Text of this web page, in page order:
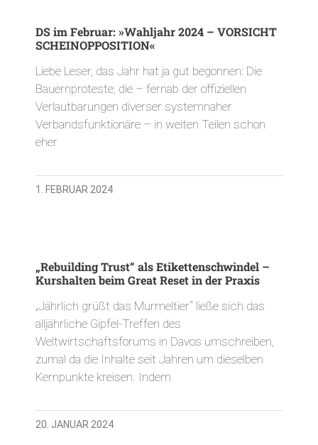
DS im Februar: »Wahljahr 2024 – VORSICHT
SCHEINOPPOSITION«
Liebe Leser, das Jahr hat ja gut begonnen: Die
Bauernproteste, die – fernab der offiziellen
Verlautbarungen diverser systemnaher
Verbandsfunktionäre – in weiten Teilen schon
eher
1. FEBRUAR 2024
„Rebuilding Trust“ als Etikettenschwindel –
Kurshalten beim Great Reset in der Praxis
„Jährlich grüßt das Murmeltier“ ließe sich das
alljährliche Gipfel-Treffen des
Weltwirtschaftsforums in Davos umschreiben,
zumal da die Inhalte seit Jahren um dieselben
Kernpunkte kreisen. Indem
20. JANUAR 2024